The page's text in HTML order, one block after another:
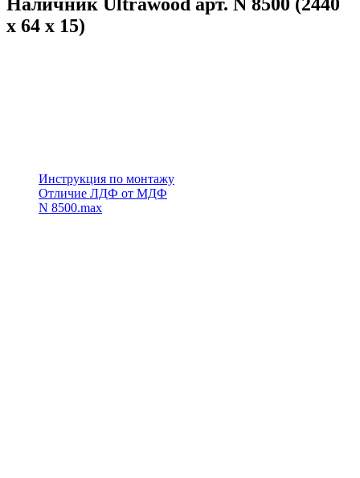
х 64 х 15)
Инструкция по монтажу
Отличие ЛДФ от МДФ
N 8500.max